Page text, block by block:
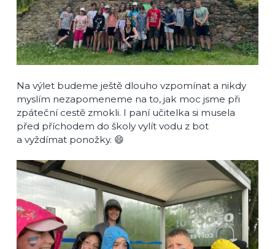
Na výlet budeme ještě dlouho vzpomínat a nikdy
myslím nezapomeneme na to, jak moc jsme při
zpáteční cestě zmokli. I paní učitelka si musela
před příchodem do školy vylít vodu z bot
a vyždímat ponožky. 😄